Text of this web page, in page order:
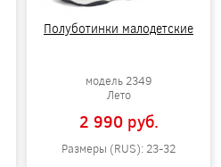
Полуботинки малодетские
модель 2349
Лето
2 990 pуб.
Размеры (RUS): 23-32